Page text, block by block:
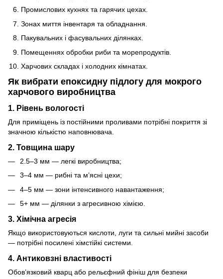
Промислових кухнях та гарячих цехах.
Зонах миття інвентаря та обладнання.
Пакувальних і фасувальних ділянках.
Помещеннях обробки риби та морепродуктів.
Харчових складах і холодних кімнатах.
Як вибрати епоксидну підлогу для мокрого
харчового виробництва
1. Рівень вологості
Для приміщень із постійними проливами потрібні покриття зі
значною кількістю наповнювача.
2. Товщина шару
2.5–3 мм — легкі виробництва;
3–4 мм — рибні та м’ясні цехи;
4–5 мм — зони інтенсивного навантаження;
5+ мм — ділянки з агресивною хімією.
3. Хімічна агресія
Якщо використовуються кислоти, луги та сильні мийні засоби
— потрібні посилені хімстійкі системи.
4. Антиковзні властивості
Обов’язковий кварц або рельєфний фініш для безпеки